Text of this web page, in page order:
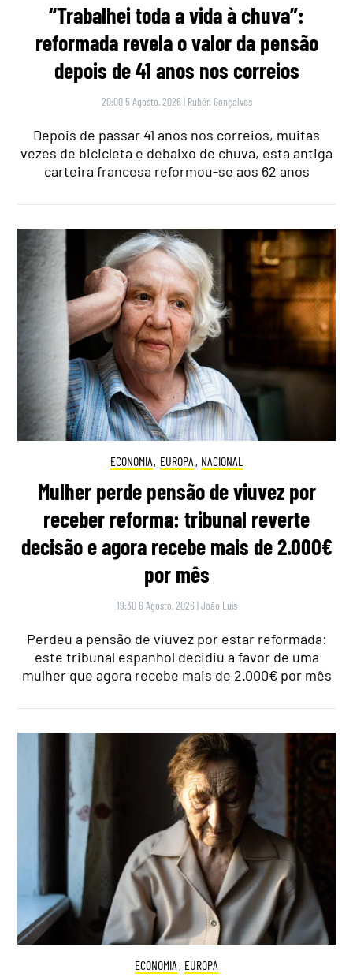
“Trabalhei toda a vida à chuva”:
reformada revela o valor da pensão
depois de 41 anos nos correios
20:00 5 Agosto, 2026 | Rubén Gonçalves
Depois de passar 41 anos nos correios, muitas
vezes de bicicleta e debaixo de chuva, esta antiga
carteira francesa reformou-se aos 62 anos
ECONOMIA, EUROPA , NACIONAL
Mulher perde pensão de viuvez por
receber reforma: tribunal reverte
decisão e agora recebe mais de 2.000€
por mês
19:30 6 Agosto, 2026 |João Luís
Perdeu a pensão de viuvez por estar reformada:
este tribunal espanhol decidiu a favor de uma
mulher que agora recebe mais de 2.000€ por mês
ECONOMIA , EUROPA